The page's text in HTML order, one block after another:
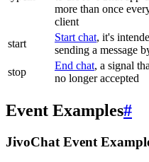
more than once
client
start
Start chat, it's
sending a message
stop
End chat, a signal
no longer accepted
Event Examples#
JivoChat Event